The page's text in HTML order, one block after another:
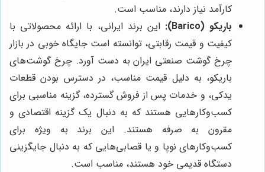
کارآمد نیاز دارند، مناسب است.
باریکو (Barico):
این برند ایرانی، با ارائه محصولاتی با
کیفیت و قیمت رقابتی، توانسته است جایگاه خوبی در بازار
چرخ گوشت صنعتی ایران به دست آورد. چرخ گوشت‌های
باریکو، به دلیل قیمت مناسب، در دسترس بودن قطعات
یدکی، و خدمات پس از فروش گسترده، گزینه مناسبی برای
کسب‌وکارهایی هستند که به دنبال یک گزینه اقتصادی و
مقرون به صرفه هستند. این برند به ویژه برای
کسب‌وکارهای نوپا و یا قصابی‌هایی که به دنبال جایگزینی
دستگاه قدیمی خود هستند، مناسب است.